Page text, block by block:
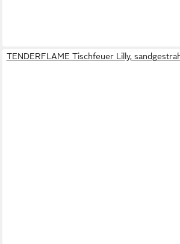
TENDERFLAME Tischfeuer Lilly,